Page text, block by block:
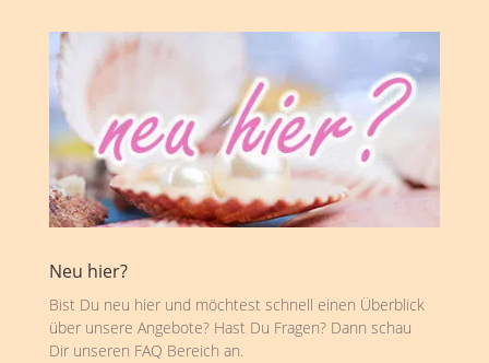
Neu hier?
Bist Du neu hier und möchtest schnell einen Überblick
über unsere Angebote? Hast Du Fragen? Dann schau
Dir unseren FAQ Bereich an.